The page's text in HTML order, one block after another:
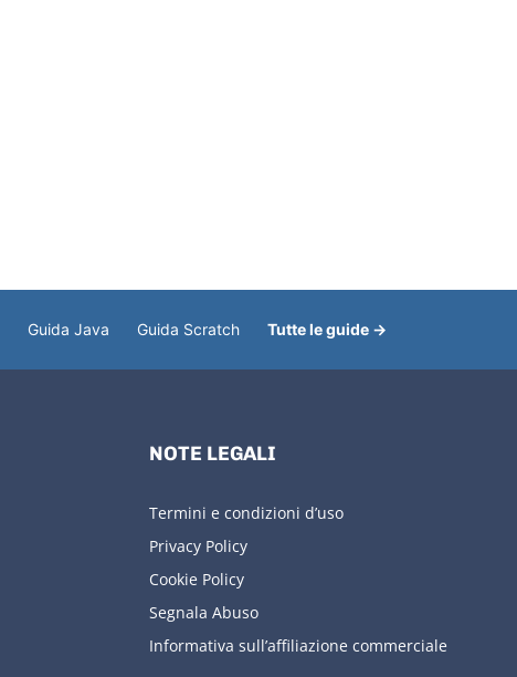
Guida Java Guida Scratch Tutte le guide →
NOTE LEGALI
Termini e condizioni d’uso
Privacy Policy
Cookie Policy
Segnala Abuso
Informativa sull’affiliazione commerciale